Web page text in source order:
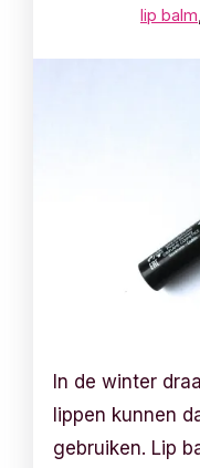
lip balm
In de winter
lippen kunnen
gebruiken. Lip